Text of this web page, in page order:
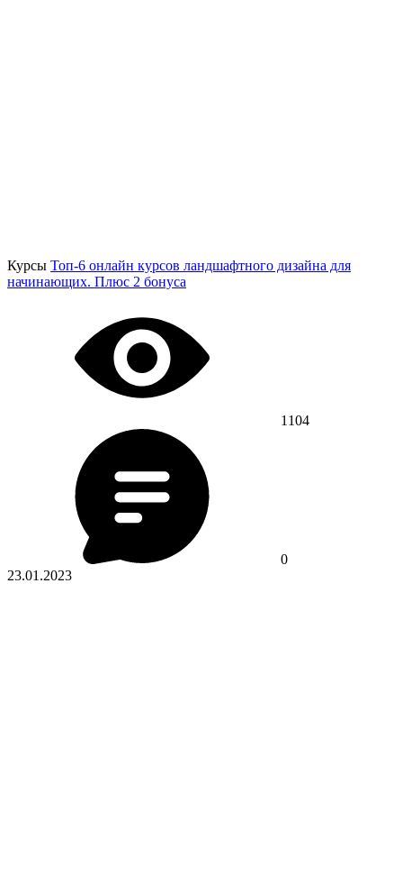
Курсы Топ-6 онлайн курсов ландшафтного дизайна для
начинающих. Плюс 2 бонуса
1104
0
23.01.2023